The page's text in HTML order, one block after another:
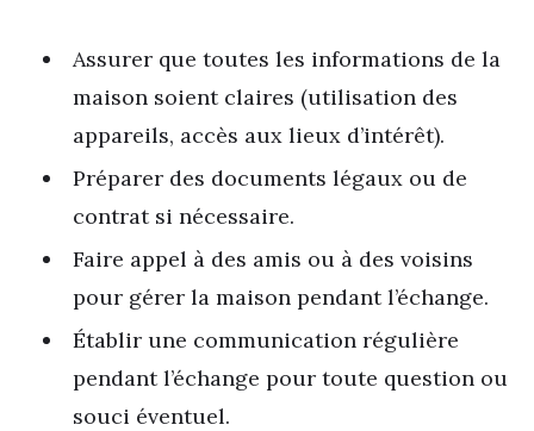
Assurer que toutes les informations de la
maison soient claires (utilisation des
appareils, accès aux lieux d’intérêt).
Préparer des documents légaux ou de
contrat si nécessaire.
Faire appel à des amis ou à des voisins
pour gérer la maison pendant l’échange.
Établir une communication régulière
pendant l’échange pour toute question ou
souci éventuel.